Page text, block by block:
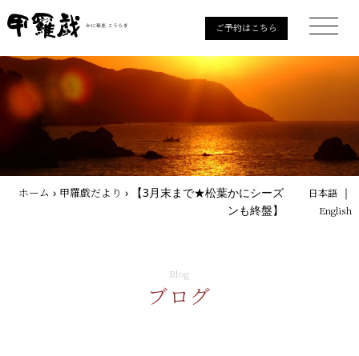
ご予約はこちら
ホーム › 甲羅戯だより ›【3月末まで★松葉かにシーズ
ンも終盤】
日本語 ｜
English
Blog
ブログ